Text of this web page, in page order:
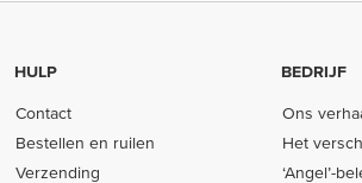
HULP
Contact
Bestellen en ruilen
Verzending
BEDRIJF
Ons
Het
‘Angel’-